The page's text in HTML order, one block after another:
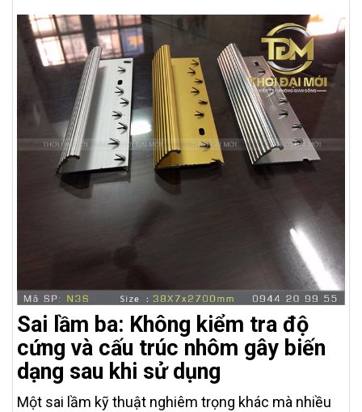
Sai lầm ba: Không kiểm tra độ
cứng và cấu trúc nhôm gây biến
dạng sau khi sử dụng
Một sai lầm kỹ thuật nghiêm trọng khác mà nhiều